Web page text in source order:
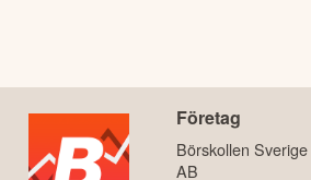
Företag
Börskollen Sverige
AB